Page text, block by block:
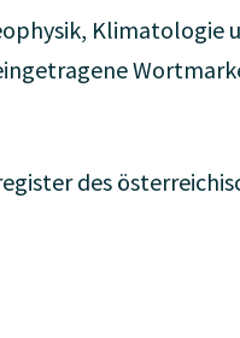
Klimatologie
des